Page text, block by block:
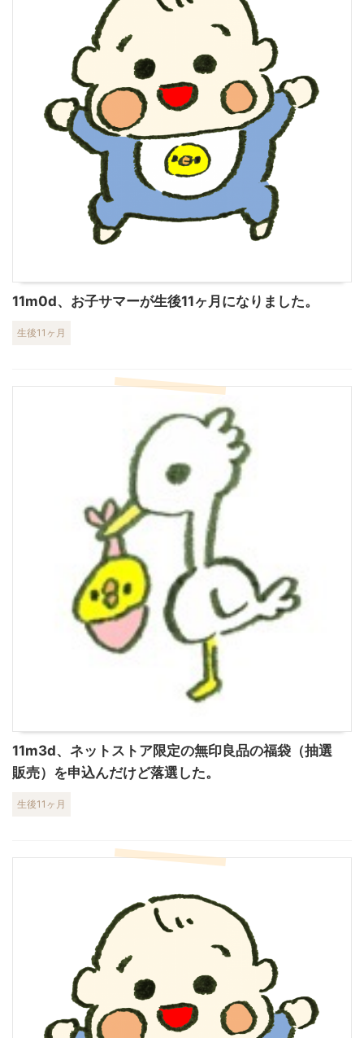
11m0d、お子サマーが生後11ヶ月になりました。
生後11ヶ月
11m3d、ネットストア限定の無印良品の福袋（抽選
販売）を申込んだけど落選した。
生後11ヶ月